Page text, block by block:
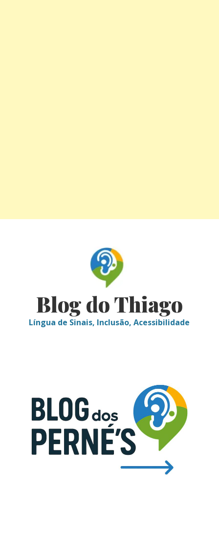
Blog do Thiago
Língua de Sinais, Inclusão, Acessibilidade